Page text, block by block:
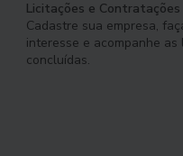
Licitações e Contratações
Cadastre sua empresa,
interesse e acompanhe
concluídas.